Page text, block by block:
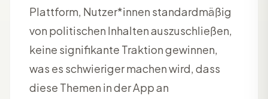
Plattform, Nutzer*innen standardmäßig
von politischen Inhalten auszuschließen,
keine signifikante Traktion gewinnen,
was es schwieriger machen wird, dass
diese Themen in der App an